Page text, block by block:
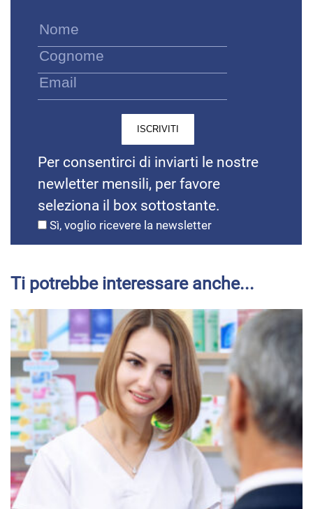
Per consentirci di inviarti le nostre
newletter mensili, per favore
seleziona il box sottostante.
Sì, voglio ricevere la newsletter
Ti potrebbe interessare anche...